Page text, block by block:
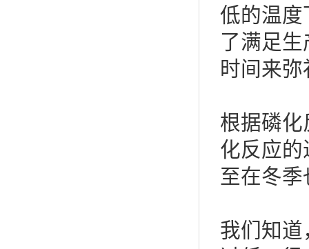
低的温度
了满足
时间来
根据磷
化反应
至在冬
我们知道